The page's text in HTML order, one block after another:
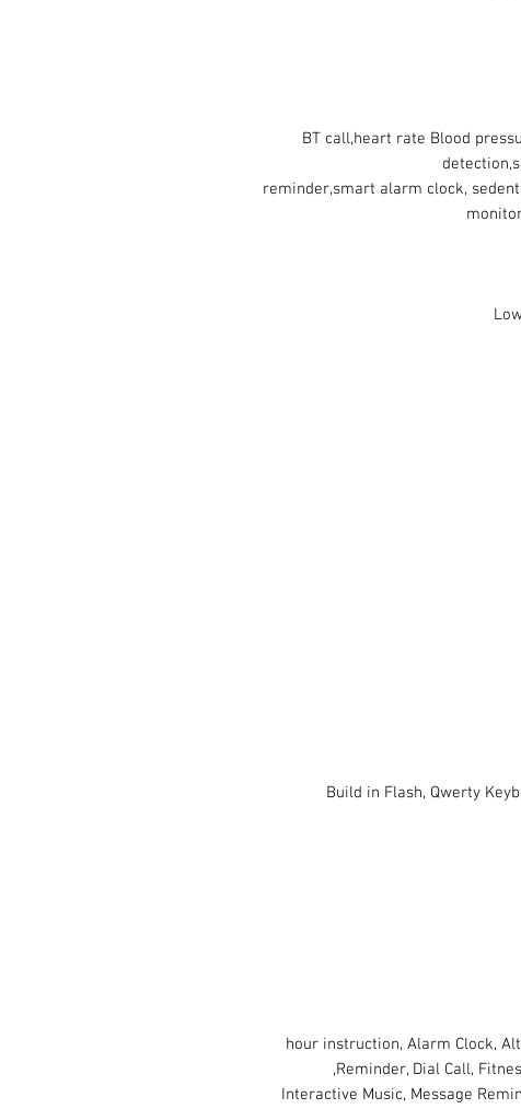
BT call,heart rate Blood
reminder,smart alarm clock,
Build in Flash, Qwerty
24 hour instruction, Alarm Clock,
Reminder, Dial Call,
Interactive Music, Message